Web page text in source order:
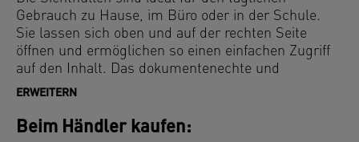
Gebrauch zu Hause, im Büro oder in der Schule.
Sie lassen sich oben und auf der rechten Seite
öffnen und ermöglichen so einen einfachen Zugriff
auf den Inhalt. Das dokumentenechte und
säurefreie Material gewährleistet den Schutz der
recyceltem PP-Kunststoff (Polypropylen), extern
ERWEITERN
Beim Händler kaufen: